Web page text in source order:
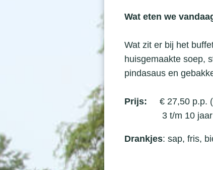
Wat eten we
Wat zit er bij het
huisgemaakte soep,
pindasaus en
Prijs: € 27,50 p.p.
3 t/m 10 jaar €
Drankjes: sap, fris,